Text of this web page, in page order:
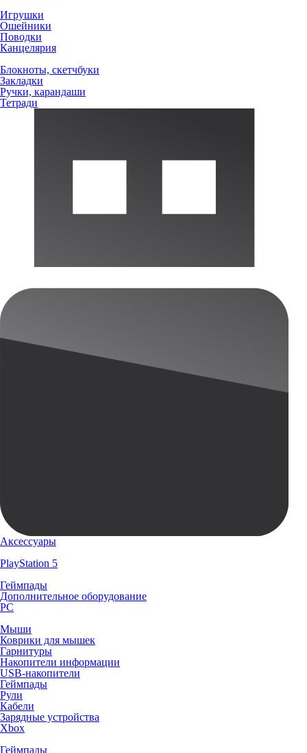
Игрушки
Ошейники
Поводки
Канцелярия
Блокноты, скетчбуки
Закладки
Ручки, карандаши
Тетради
Аксессуары
PlayStation 5
Геймпады
Дополнительное оборудование
PC
Мыши
Коврики для мышек
Гарнитуры
Накопители информации
USB-накопители
Геймпады
Рули
Кабели
Зарядные устройства
Xbox
Геймпады